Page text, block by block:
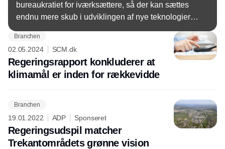
bureaukratiet for iværksættere, så der kan sættes
endnu mere skub i udviklingen af nye teknologier.
Branchen
02.05.2024 SCM.dk
Regeringsrapport konkluderer at
klimamål er inden for rækkevidde
Branchen
19.01.2022 ADP Sponseret
Regeringsudspil matcher
Trekantområdets grønne vision